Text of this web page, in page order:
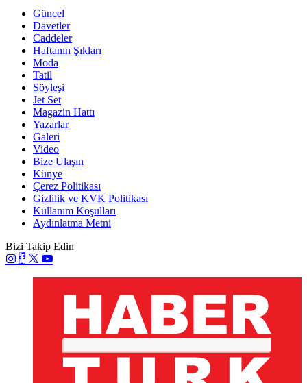
Güncel
Davetler
Caddeler
Haftanın Şıkları
Moda
Tatil
Söyleşi
Jet Set
Magazin Hattı
Yazarlar
Galeri
Video
Bize Ulaşın
Künye
Çerez Politikası
Gizlilik ve KVK Politikası
Kullanım Koşulları
Aydınlatma Metni
Bizi Takip Edin